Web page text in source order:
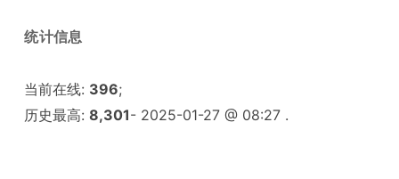
统计信息
当前在线: 396;
历史最高:8,301- 2025-01-27 @ 08:27 .